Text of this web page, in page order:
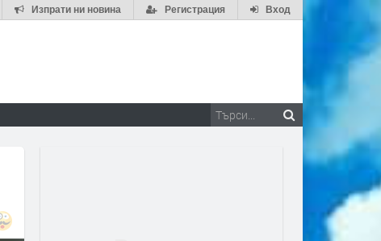
Вход
Регистрация
Изпрати ни новина